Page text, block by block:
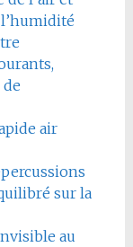
air
sur la
au